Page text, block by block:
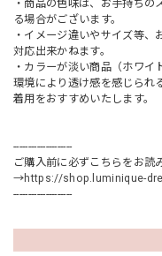
・商品の色味は、お手持ち
る場合がございます。
・イメージ違いやサイズ等
対応出来かねます。
・カラーが淡い商品（ホワイ
環境により透け感を感じられ
着用をおすすめいたします。
--------------------
ご購入前に必ずこちらをお読
→https://shop.luminique-
--------------------